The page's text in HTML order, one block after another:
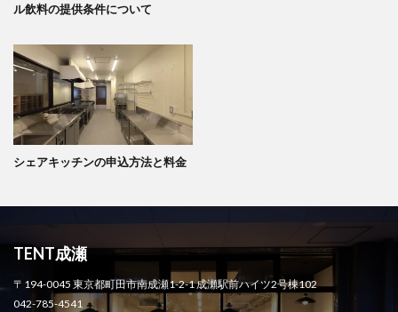
ル飲料の提供条件について
シェアキッチンの申込方法と料金
TENT成瀬
〒194-0045 東京都町田市南成瀬1-2-1 成瀬駅前ハイツ2号棟102
042-785-4541